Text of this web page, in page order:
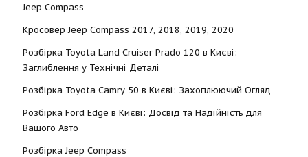
Jeep Compass
Кросовер Jeep Compass 2017, 2018, 2019, 2020
Розбірка Toyota Land Cruiser Prado 120 в Києві:
Заглиблення у Технічні Деталі
Розбірка Toyota Camry 50 в Києві: Захоплюючий Огляд
Розбірка Ford Edge в Києві: Досвід та Надійність для
Вашого Авто
Розбірка Jeep Compass